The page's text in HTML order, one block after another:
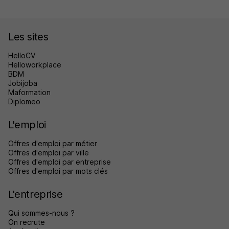
Les sites
HelloCV
Helloworkplace
BDM
Jobijoba
Maformation
Diplomeo
L'emploi
Offres d'emploi par métier
Offres d'emploi par ville
Offres d'emploi par entreprise
Offres d'emploi par mots clés
L'entreprise
Qui sommes-nous ?
On recrute